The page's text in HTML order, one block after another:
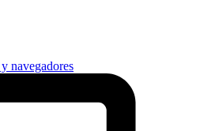
navegadores